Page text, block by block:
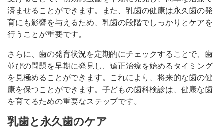
済ませることができます。また、乳歯の健康は永久歯の発
育にも影響を与えるため、乳歯の段階でしっかりとケアを
行うことが重要です。
さらに、歯の発育状況を定期的にチェックすることで、歯
並びの問題を早期に発見し、矯正治療を始めるタイミング
を見極めることができます。これにより、将来的な歯の健
康を保つことができます。子どもの歯科検診は、健康な歯
を育てるための重要なステップです。
乳歯と永久歯のケア